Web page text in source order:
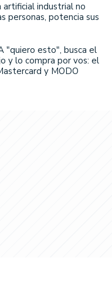
artificial industrial no
personas, potencia sus
"quiero esto", busca el
y lo compra por vos: el
y MODO